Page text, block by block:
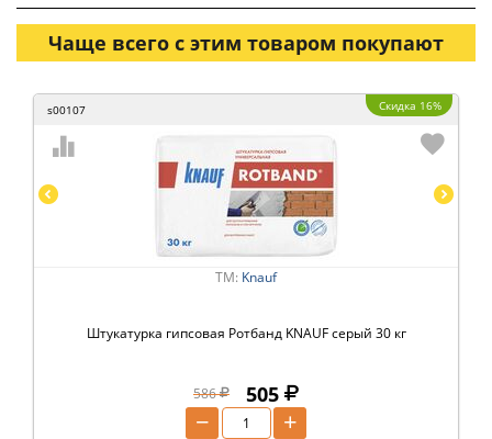
Чаще всего с этим товаром покупают
s00107 Скидка 16%
ТМ: Knauf
Штукатурка гипсовая Ротбанд KNAUF серый 30 кг
586 505
+
−